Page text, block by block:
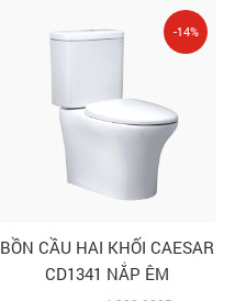
BỒN CẦU HAI KHỐI CAESAR
CD1341 NẮP ÊM
-14%